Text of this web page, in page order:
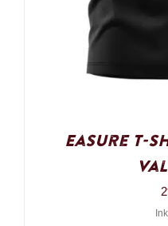
Easure T-